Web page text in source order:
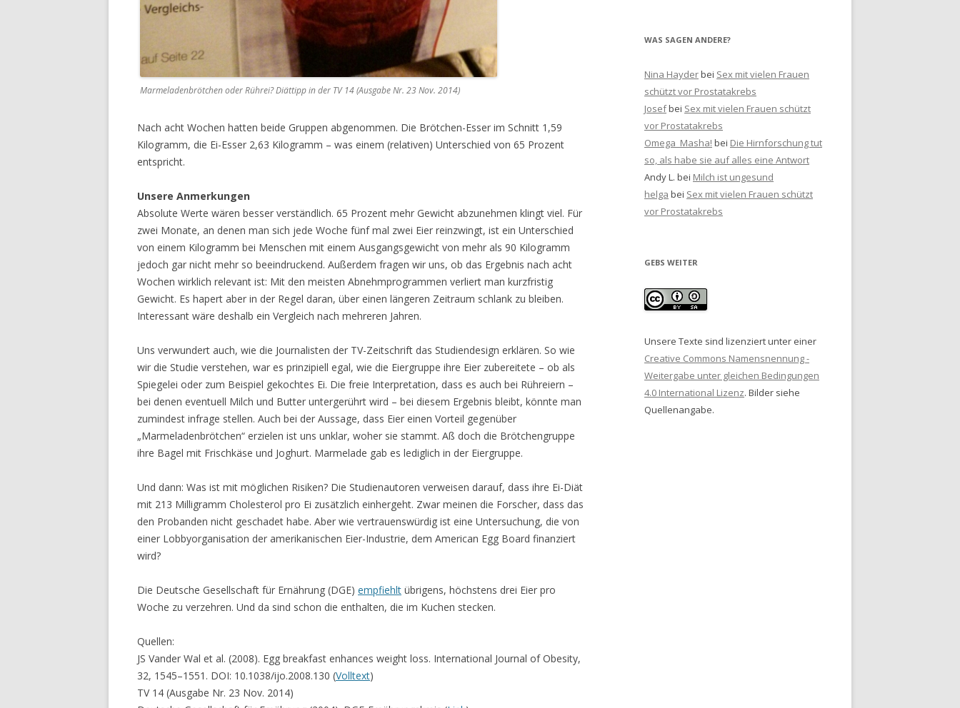
Marmeladenbrötchen oder Rührei? Diättipp in der TV 14 (Ausgabe Nr. 23 Nov. 2014)
Nach acht Wochen hatten beide Gruppen abgenommen. Die Brötchen-Esser im Schnitt 1,59
Kilogramm, die Ei-Esser 2,63 Kilogramm – was einem (relativen) Unterschied von 65 Prozent
entspricht.
Unsere Anmerkungen
Absolute Werte wären besser verständlich. 65 Prozent mehr Gewicht abzunehmen klingt viel. Für
zwei Monate, an denen man sich jede Woche fünf mal zwei Eier reinzwingt, ist ein Unterschied
von einem Kilogramm bei Menschen mit einem Ausgangsgewicht von mehr als 90 Kilogramm
jedoch gar nicht mehr so beeindruckend. Außerdem fragen wir uns, ob das Ergebnis nach acht
Wochen wirklich relevant ist: Mit den meisten Abnehmprogrammen verliert man kurzfristig
Gewicht. Es hapert aber in der Regel daran, über einen längeren Zeitraum schlank zu bleiben.
Interessant wäre deshalb ein Vergleich nach mehreren Jahren.
Uns verwundert auch, wie die Journalisten der TV-Zeitschrift das Studiendesign erklären. So wie
wir die Studie verstehen, war es prinzipiell egal, wie die Eiergruppe ihre Eier zubereitete – ob als
Spiegelei oder zum Beispiel gekochtes Ei. Die freie Interpretation, dass es auch bei Rühreiern –
bei denen eventuell Milch und Butter untergerührt wird – bei diesem Ergebnis bleibt, könnte man
zumindest infrage stellen. Auch bei der Aussage, dass Eier einen Vorteil gegenüber
„Marmeladenbrötchen“ erzielen ist uns unklar, woher sie stammt. Aß doch die Brötchengruppe
ihre Bagel mit Frischkäse und Joghurt. Marmelade gab es lediglich in der Eiergruppe.
Und dann: Was ist mit möglichen Risiken? Die Studienautoren verweisen darauf, dass ihre Ei-Diät
mit 213 Milligramm Cholesterol pro Ei zusätzlich einhergeht. Zwar meinen die Forscher, dass das
den Probanden nicht geschadet habe. Aber wie vertrauenswürdig ist eine Untersuchung, die von
einer Lobbyorganisation der amerikanischen Eier-Industrie, dem American Egg Board finanziert
wird?
Die Deutsche Gesellschaft für Ernährung (DGE) empfiehlt übrigens, höchstens drei Eier pro
Woche zu verzehren. Und da sind schon die enthalten, die im Kuchen stecken.
Quellen:
JS Vander Wal et al. (2008). Egg breakfast enhances weight loss. International Journal of Obesity,
32, 1545–1551. DOI: 10.1038/ijo.2008.130 (Volltext)
TV 14 (Ausgabe Nr. 23 Nov. 2014)
WAS SAGEN ANDERE?
Nina Hayderbei Sex mit vielen Frauen
schützt vor Prostatakrebs
Josefbei Sex mit vielen Frauen schützt
vor Prostatakrebs
Omega_Masha! bei Die Hirnforschung tut
so, als habe sie auf alles eine Antwort
Andy L. bei Milch ist ungesund
helga bei Sex mit vielen Frauen schützt
vor Prostatakrebs
GEBS WEITER
Unsere Texte sind lizenziert unter einer
Creative Commons Namensnennung -
Weitergabe unter gleichen Bedingungen
4.0 International Lizenz. Bilder siehe
Quellenangabe.